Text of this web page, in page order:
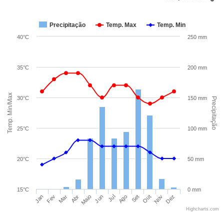
Temp. Min/Max Precipitação
Precipitação Temp. Max Temp. Min
Jan Fev Mar Abr Maio Jun Jul Ago Set Out Nov Dez
15°C
20°C
25°C
30°C
35°C
40°C
0 mm
50 mm
100 mm
150 mm
200 mm
250 mm
Highcharts.com